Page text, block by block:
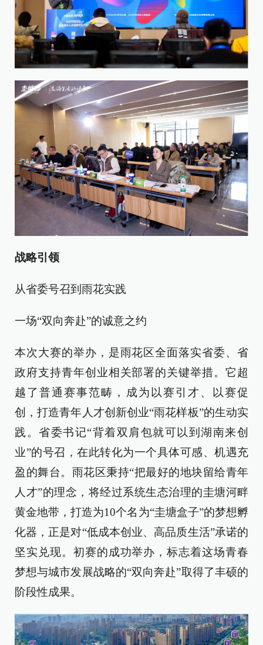
战略引领
从省委号召到雨花实践
一场“双向奔赴”的诚意之约
本次大赛的举办，是雨花区全面落实省委、省
政府支持青年创业相关部署的关键举措。它超
越了普通赛事范畴，成为以赛引才、以赛促
创，打造青年人才创新创业“雨花样板”的生动实
践。省委书记“背着双肩包就可以到湖南来创
业”的号召，在此转化为一个具体可感、机遇充
盈的舞台。雨花区秉持“把最好的地块留给青年
人才”的理念，将经过系统生态治理的圭塘河畔
黄金地带，打造为10个名为“圭塘盒子”的梦想孵
化器，正是对“低成本创业、高品质生活”承诺的
坚实兑现。初赛的成功举办，标志着这场青春
梦想与城市发展战略的“双向奔赴”取得了丰硕的
阶段性成果。